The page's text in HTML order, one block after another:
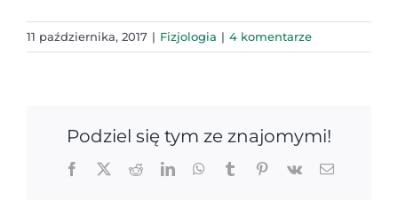
11 października, 2017 | Fizjologia | 4 komentarze
Podziel się tym ze znajomymi!
Facebook
X RedditLinkedInWhatsApp
TumblrPinterest
Vk Email